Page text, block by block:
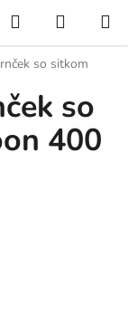
Hľadať
KOŠÍK
so sitkom
so
400